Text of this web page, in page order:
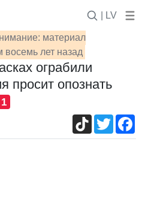
| LV
материал
восемь лет назад
ограбили
просит опознать
1
TikTokTwitter